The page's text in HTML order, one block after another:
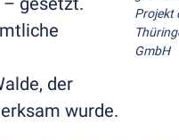
Projekt
GmbH
der
wurde.